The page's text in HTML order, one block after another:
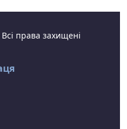
права захищені